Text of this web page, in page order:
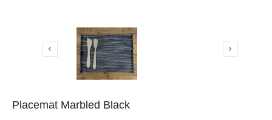
 
Placemat Marbled Black